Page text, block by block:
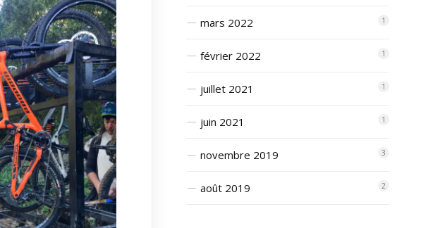
mars 2022 1
février 2022 1
juillet 2021 1
juin 2021 1
novembre 2019 3
août 2019 2